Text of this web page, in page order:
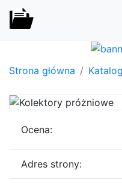
Strona główna Katalog
Ocena:
Adres strony: